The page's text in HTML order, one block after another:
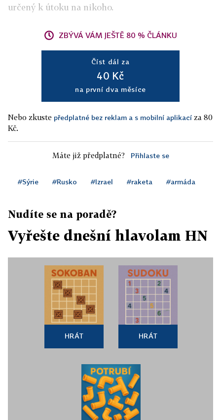
určený k útoku na nikoho.
ZBÝVÁ VÁM JEŠTĚ 80 % ČLÁNKU
Číst dál za
40 Kč
na první dva měsíce
Nebo zkuste předplatné bez reklam a s mobilní aplikací za 80
Kč.
Máte již předplatné? Přihlaste se
#Sýrie #Rusko #Izrael #raketa #armáda
Nudíte se na poradě?
Vyřešte dnešní hlavolam HN
HRÁT HRÁT